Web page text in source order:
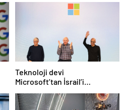
Teknoloji devi
Microsoft’tan İsrail’i